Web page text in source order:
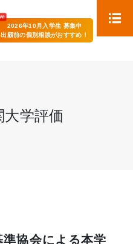
2026年10月入学生 募集中
出願前の個別相談がおすすめ！
大学評価
協会による本学